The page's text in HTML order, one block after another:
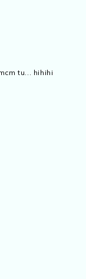
tu... hihihi